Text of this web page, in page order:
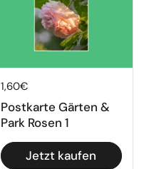
Regulärer Preis
1,60€
Postkarte Gärten &
Park Rosen 1
Jetzt kaufen